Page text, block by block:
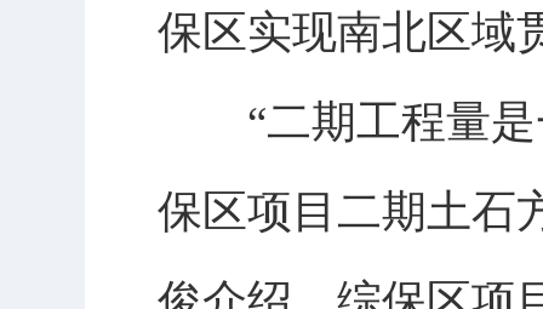
保区实现南北区域
“二期工程量是
保区项目二期土石